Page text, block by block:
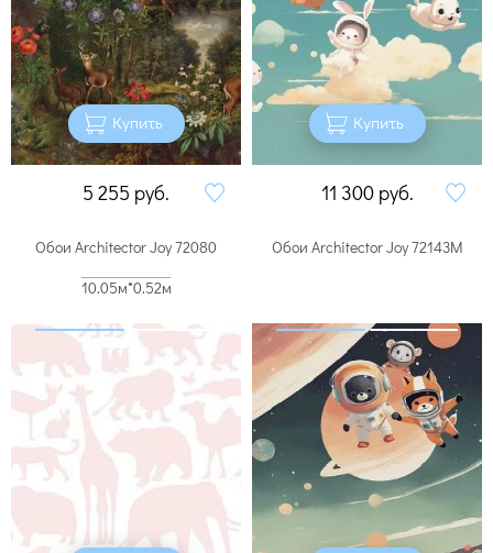
Купить
5 255 руб.
Купить
11 300 руб.
Обои Architector Joy 72080
10.05м*0.52м
Обои Architector Joy 72143M